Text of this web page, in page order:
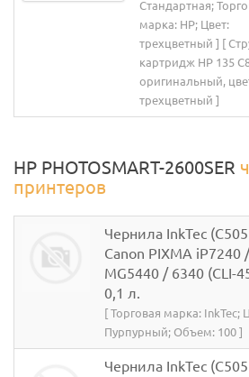
Стандартная;
марка: HP; Цвет:
трехцветный ] [
картридж HP 135
оригинальный,
трехцветный ]
HP PHOTOSMART-2600SER
принтеров
Чернила InkTec
Canon PIXMA iP7240 /
MG5440 / 6340 (CLI-
0,1 л.
[ Торговая марка: InkTec;
Пурпурный; Объем: 100 ]
Чернила InkTec